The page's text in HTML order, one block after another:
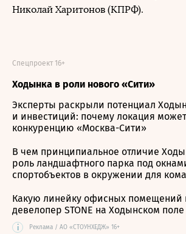
Николай Харитонов (КПРФ).
Ходынка в роли нового «Сити»
Спецпроект 16+
Эксперты раскрыли потенциал
и инвестиций: почему локация может
конкуренцию «Москва-Сити»
В чем принципиальное отличие
роль ландшафтного парка под
спортобъектов в окружении для
Какую линейку офисных помещений
девелопер STONE на Ходынском поле
i Реклама / АО «СТОУНХЕДЖ» 16+